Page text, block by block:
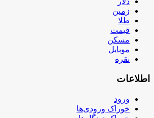
زمین
طلا
قیمت
مسکن
موبایل
نقره
اطلاعات
ورود
خوراک ورودی‌ها